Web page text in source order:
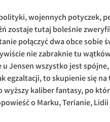
wojennych potyczek,
zostaje tutaj boleśnie
połączyć dwa obce sobie
nie zabraknie tu
Jensen wszystko jest
egzaltacji, to skupienie się
wyższy kaliber fantasy, po
o Marku, Terianie,